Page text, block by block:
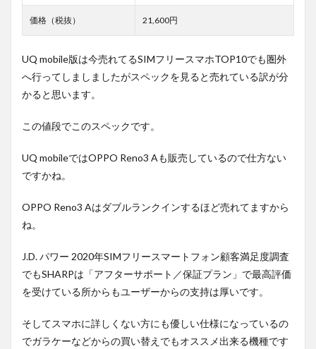
価格（税抜） 21,600円
UQ mobile版は今売れてるSIMフリースマホTOP10でも圏外
へ行ってしましましたがスペックを見ると売れている訳が分
かると思います。
この値段でこのスペックです。
UQ mobileではOPPO Reno3 Aも販売しているので仕方ない
ですかね。
OPPO Reno3 Aはダブルランクインするほど売れてますから
ね。
J.D. パワー 2020年SIMフリースマートフォン顧客満足度調査
でもSHARPは「アフターサポート／保証プラン」で最高評価
を受けている所からもユーザーからの支持は厚いです。
そしてスマホに詳しくない方にも優しい仕様になっているの
でガラケーなどからの買い替えでもオススメ出来る機種です